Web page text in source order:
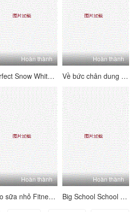
Hoàn thành
Perfect Snow White Soft Softness N-Day Phát sóng trực tiếp Đạo cụ nhiều trò chơi Cầu thủ cao cấp, tắm, Ziwei, Double Nữ Nội suy BB Gun Machine Big Show Welfare Yếu yếu 202025 (1)
Hoàn thành
Về bức chân dung mới nhất của Ghost D Brother, khách sạn là về súng ren tích cực
Hoàn thành
Neo sữa nhỏ Fitness Hip Cream Wechat Welfare Fitness Hip Cream (23)
Hoàn thành
Big School School Sister Wu X Pha lê quy mô lớn Phần (1)